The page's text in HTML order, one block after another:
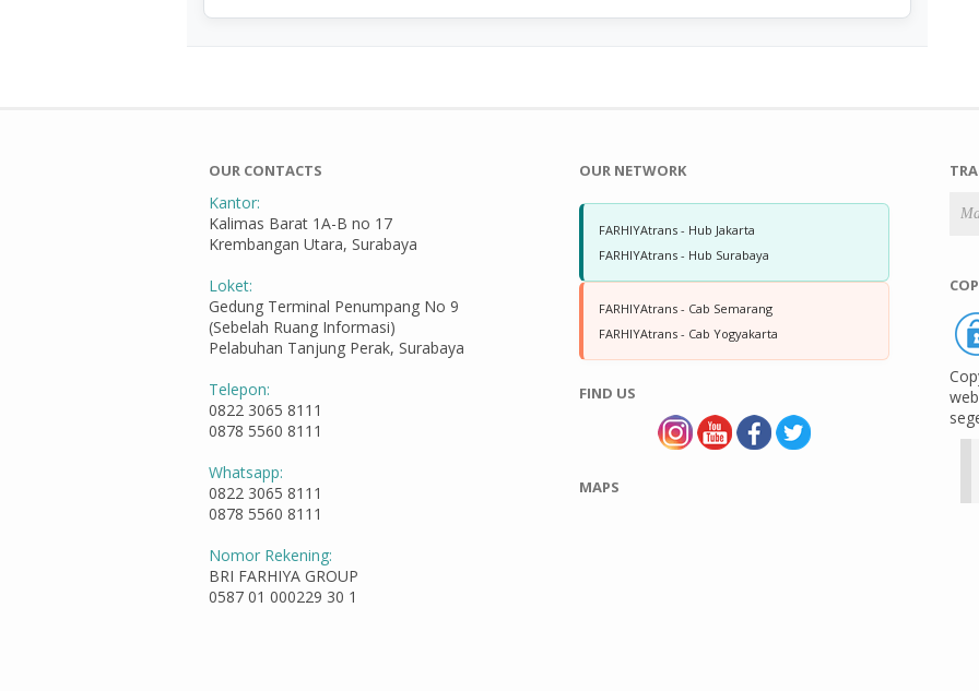
OUR CONTACTS
Kantor:
Kalimas Barat 1A-B no 17
Krembangan Utara, Surabaya
Loket:
Gedung Terminal Penumpang No 9
(Sebelah Ruang Informasi)
Pelabuhan Tanjung Perak, Surabaya
Telepon:
0822 3065 8111
0878 5560 8111
Whatsapp:
0822 3065 8111
0878 5560 8111
Nomor Rekening:
BRI FARHIYA GROUP
0587 01 000229 30 1
OUR NETWORK
FARHIYAtrans - Hub Jakarta
FARHIYAtrans - Hub Surabaya
FARHIYAtrans - Cab Semarang
FARHIYAtrans - Cab Yogyakarta
FIND US
MAPS